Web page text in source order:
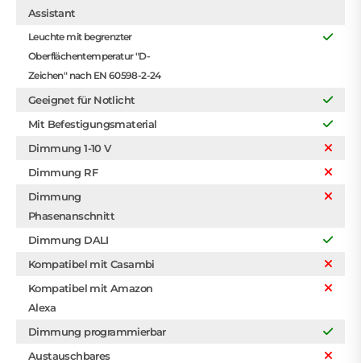
Assistant
Leuchte mit begrenzter
Oberflächentemperatur "D-
Zeichen" nach EN 60598-2-24
Geeignet für Notlicht
Mit Befestigungsmaterial
Dimmung 1-10 V
Dimmung RF
Dimmung
Phasenanschnitt
Dimmung DALI
Kompatibel mit Casambi
Kompatibel mit Amazon
Alexa
Dimmung programmierbar
Austauschbares